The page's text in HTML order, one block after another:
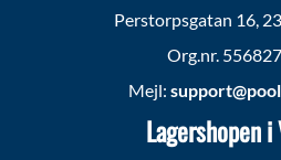
Perstorpsgatan 16,
Org.nr.
Mejl:
Lagershopen